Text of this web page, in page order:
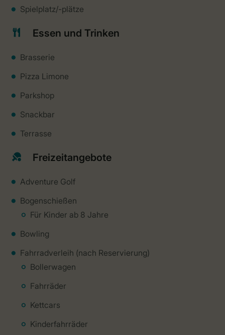
Spielplatz/-plätze
Essen und Trinken
Brasserie
Pizza Limone
Parkshop
Snackbar
Terrasse
Freizeitangebote
Adventure Golf
Bogenschießen
Für Kinder ab 8 Jahre
Bowling
Fahrradverleih (nach Reservierung)
Bollerwagen
Fahrräder
Kettcars
Kinderfahrräder